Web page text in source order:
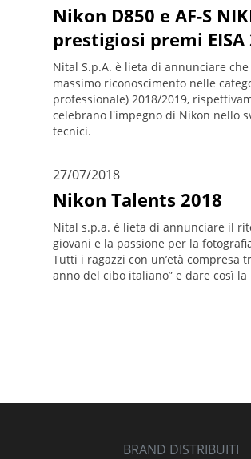
Nikon D850 e AF-S
prestigiosi premi EISA
Nital S.p.A. è lieta di annunciare che
massimo riconoscimento nelle
professionale) 2018/2019,
celebrano l'impegno di Nikon nello
tecnici.
27/07/2018
Nikon Talents 2018
Nital s.p.a. è lieta di annunciare il
giovani e la passione per la
Tutti i ragazzi con un’età compresa
anno del cibo italiano” e dare così
BRAND DISTRIBUITI